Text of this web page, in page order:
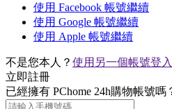
使用 Facebook 帳號繼續
使用 Google 帳號繼續
使用 Apple 帳號繼續
不是您本人？ 使用另一個帳號登入
立即註冊
已經擁有 PChome 24h購物帳號嗎